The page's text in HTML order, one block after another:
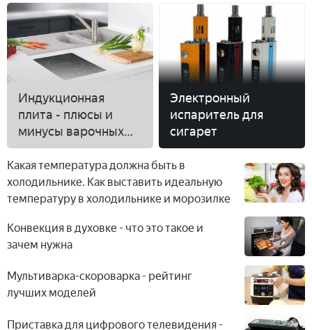
Индукционная
плита - плюсы и
минусы варочных
панелей, отзывы
Электронный
испаритель для
сигарет
Какая температура должна быть в
холодильнике. Как выставить идеальную
температуру в холодильнике и морозилке
Конвекция в духовке - что это такое и
зачем нужна
Мультиварка-скороварка - рейтинг
лучших моделей
Приставка для цифрового телевидения -